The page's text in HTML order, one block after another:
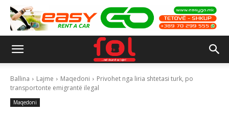
Ballina Lajme Maqedoni
Privohet nga liria shtetasi turk, po
transportonte emigrantë ilegal
Maqedoni